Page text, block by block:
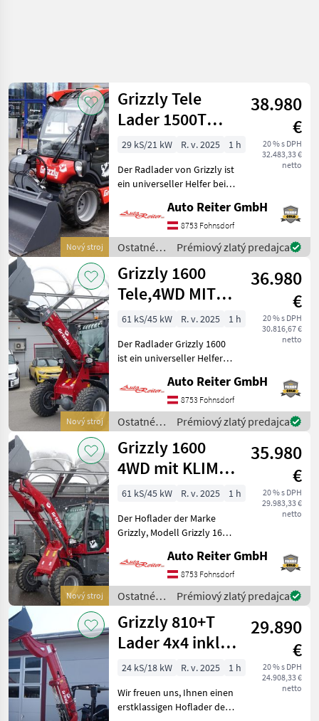
Nový stroj
Grizzly Tele
Lader 1500T
4WD 2 Jahre
mobile Garantie!
38.980
€
20 % s DPH
32.483,33 €
netto
29 kS/21 kW R. v. 2025
1 h
Der Radlader von Grizzly ist
ein universeller Helfer beim
und bei Garten- oder
Landschaftsarbeiten. Durch
das hochwertig verwendete
Ma
Auto Reiter GmbH
8753 Fohnsdorf
Ostatné
poľnohospodárske
silové
stroje /
Grizzly
Prémiový zlatý predajca
Nový stroj
Grizzly 1600
Tele,4WD MIT
KLIMA
36.980
€
20 % s DPH
30.816,67 €
netto
61 kS/45 kW R. v. 2025
1 h
Der Radlader Grizzly 1600
ist ein universeller Helfer
Garten- oder
Landschaftsarbeiten. Durch
seine gute Verarbeitung
und durch die einfa
Auto Reiter GmbH
8753 Fohnsdorf
Ostatné
poľnohospodárske
silové
stroje /
Grizzly
Prémiový zlatý predajca
Nový stroj
Grizzly 1600
4WD mit KLIMA
1600kg Hubkraft
35.980
€
20 % s DPH
29.983,33 €
netto
61 kS/45 kW R. v. 2025
1 h
Der Hoflader der Marke
Grizzly, Modell Grizzly 1600,
Bauarbeiten,
landwirtschaftliche
Tätigkeiten sowie Garten-
und Landschaftsarbeit
Auto Reiter GmbH
8753 Fohnsdorf
Ostatné
poľnohospodárske
silové
stroje /
Grizzly
Prémiový zlatý predajca
Grizzly 810+T
Lader 4x4 inkl. 2
Jahre mobile
Garantie of
29.890
€
20 % s DPH
24.908,33 €
netto
24 kS/18 kW R. v. 2025
1 h
Wir freuen uns, Ihnen einen
erstklassigen Hoflader der